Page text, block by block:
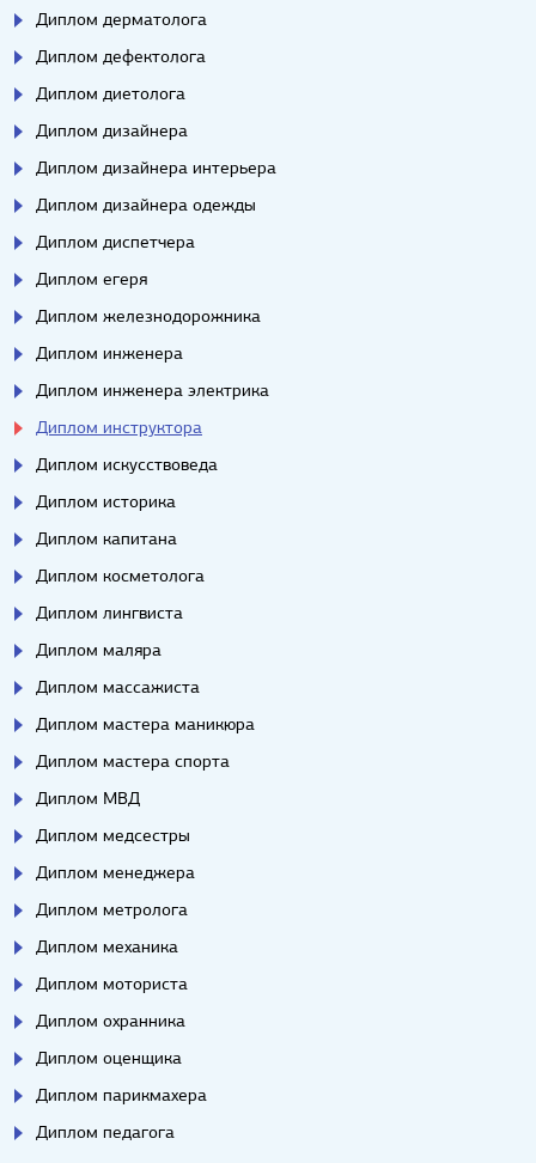
Диплом дерматолога
Диплом дефектолога
Диплом диетолога
Диплом дизайнера
Диплом дизайнера интерьера
Диплом дизайнера одежды
Диплом диспетчера
Диплом егеря
Диплом железнодорожника
Диплом инженера
Диплом инженера электрика
Диплом инструктора
Диплом искусствоведа
Диплом историка
Диплом капитана
Диплом косметолога
Диплом лингвиста
Диплом маляра
Диплом массажиста
Диплом мастера маникюра
Диплом мастера спорта
Диплом МВД
Диплом медсестры
Диплом менеджера
Диплом метролога
Диплом механика
Диплом моториста
Диплом охранника
Диплом оценщика
Диплом парикмахера
Диплом педагога